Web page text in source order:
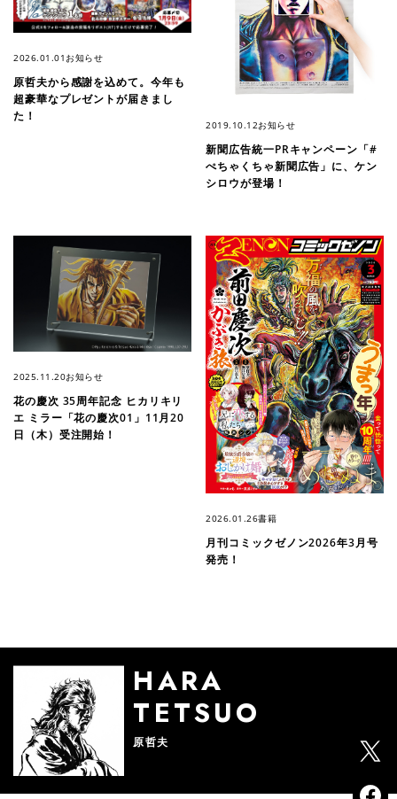
2026.01.01 お知らせ
原哲夫から感謝を込めて。今年も
超豪華なプレゼントが届きまし
た！
2019.10.12お知らせ
新聞広告統一PRキャンペーン「#
ぺちゃくちゃ新聞広告」に、ケン
シロウが登場！
2025.11.20お知らせ
花の慶次 35周年記念 ヒカリキリ
エ ミラー「花の慶次01」11月20
日（木）受注開始！
2026.01.26書籍
月刊コミックゼノン2026年3月号
発売！
HARA
TETSUO
原哲夫